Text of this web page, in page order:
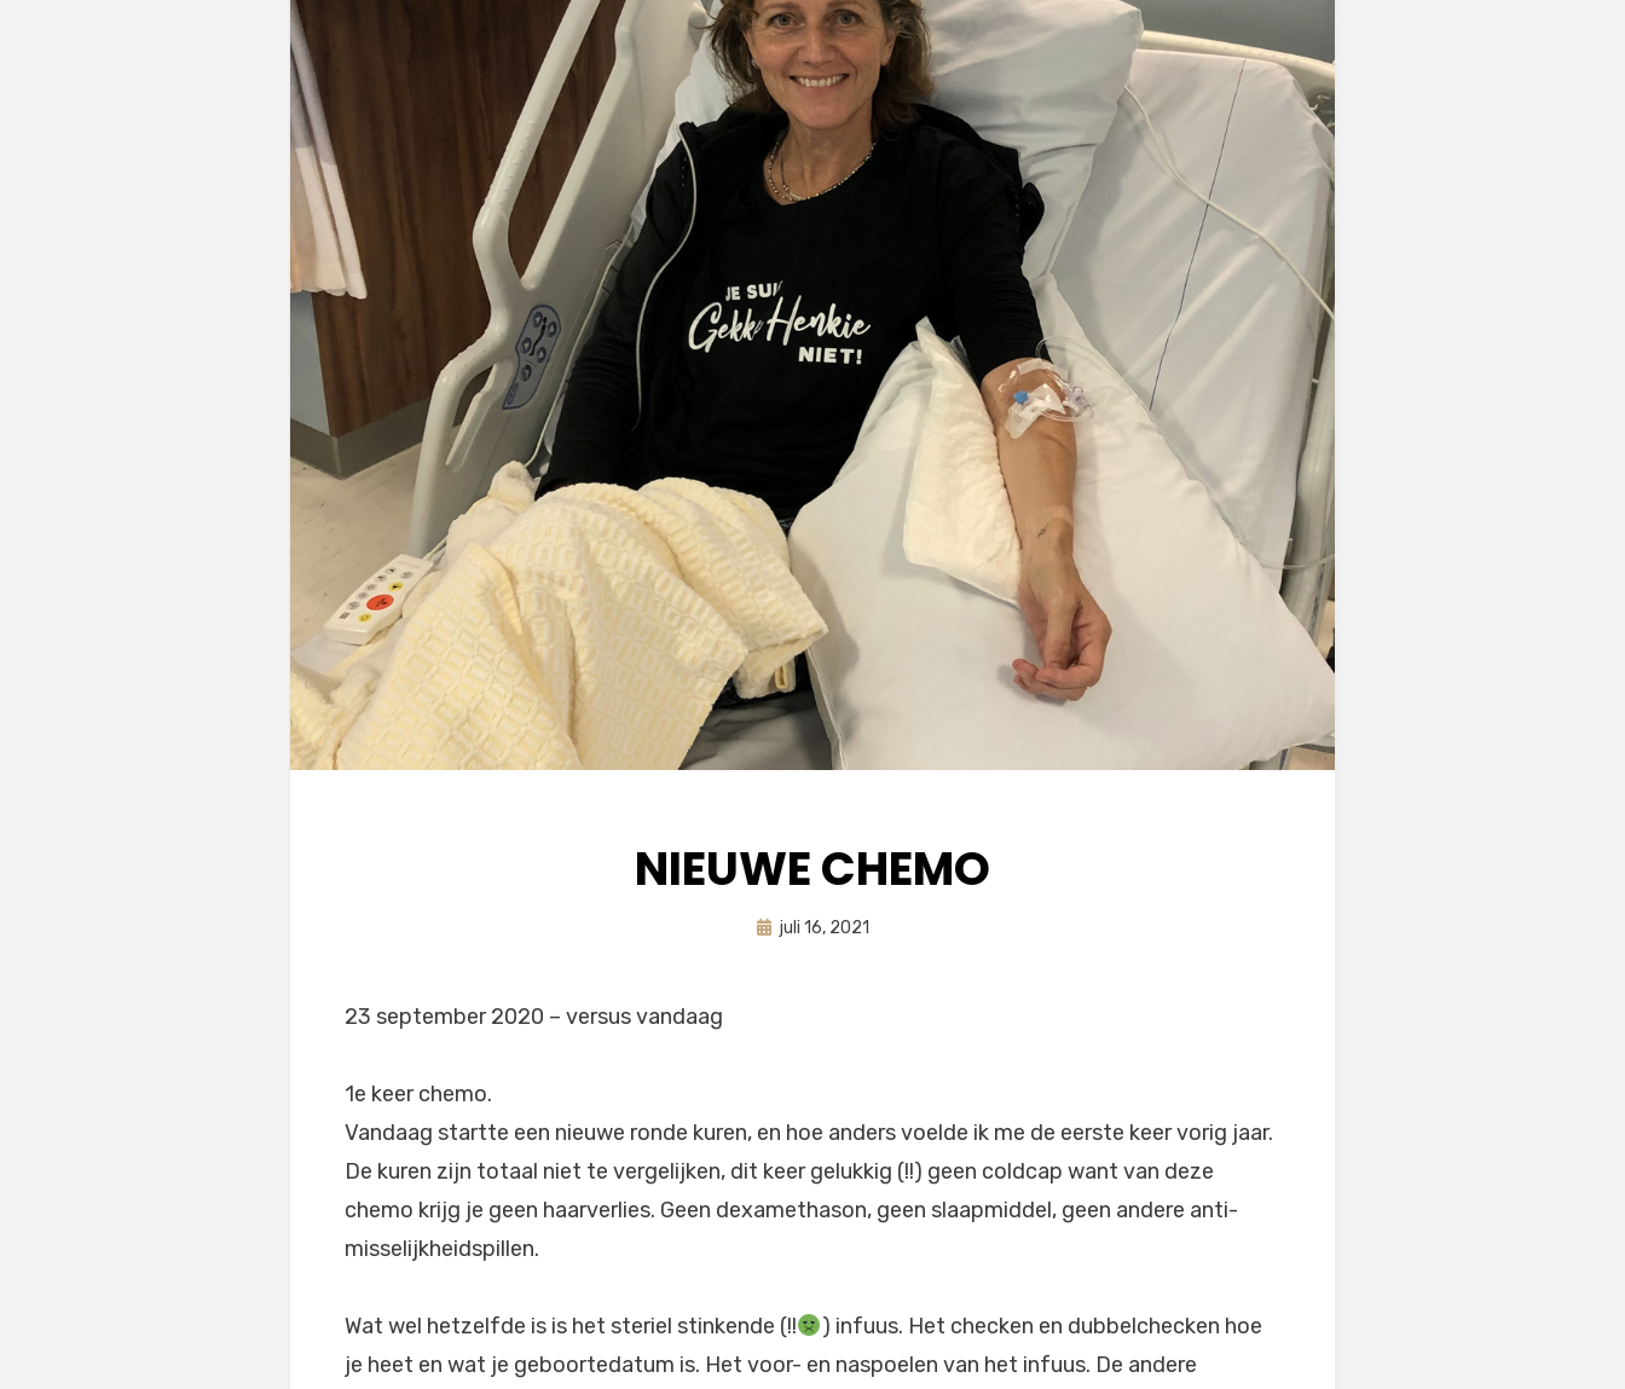
NIEUWE CHEMO
doorastrid
Geplaatst
juli 16, 2021
23 september 2020 – versus vandaag
1e keer chemo.
Vandaag startte een nieuwe ronde kuren, en hoe anders voelde ik me de eerste keer vorig jaar.
De kuren zijn totaal niet te vergelijken, dit keer gelukkig (!!) geen coldcap want van deze
chemo krijg je geen haarverlies. Geen dexamethason, geen slaapmiddel, geen andere anti-
misselijkheidspillen.
Wat wel hetzelfde is is het steriel stinkende (!!
) infuus. Het checken en dubbelchecken hoe
je heet en wat je geboortedatum is. Het voor- en naspoelen van het infuus. De andere